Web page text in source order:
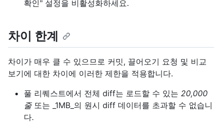
확인" 설정을 비활성화하세요.
차이 한계
차이가 매우 클 수 있으므로 커밋, 끌어오기 요청 및 비교
보기에 대한 차이에 이러한 제한을 적용합니다.
풀 리퀘스트에서 전체 diff는 로드할 수 있는 20,000
줄또는 _1MB_의 원시 diff 데이터를 초과할 수 없습니
다.